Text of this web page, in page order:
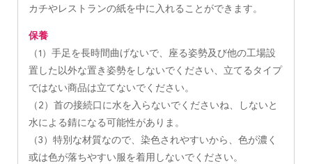
カチやレストランの紙を中に入れることができます。
保養
（1）手足を長時間曲げないで、座る姿勢及び他の工場設
置した以外な置き姿勢をしないでください、立てるタイプ
ではない商品は立てないでください。
（2）首の接続口に水を入らないでくださいね、しないと
水による錆になる可能性がありま。
（3）特別な材質なので、染色されやすいから、色が濃く
或は色が落ちやすい服を着用しないでください。